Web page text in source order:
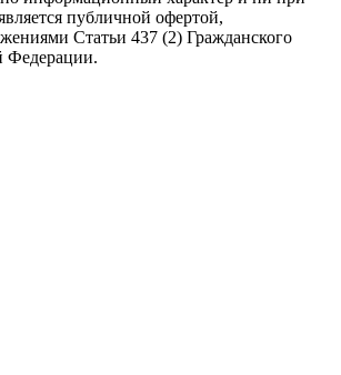
публичной офертой,
Статьи 437 (2) Гражданского
Федерации.